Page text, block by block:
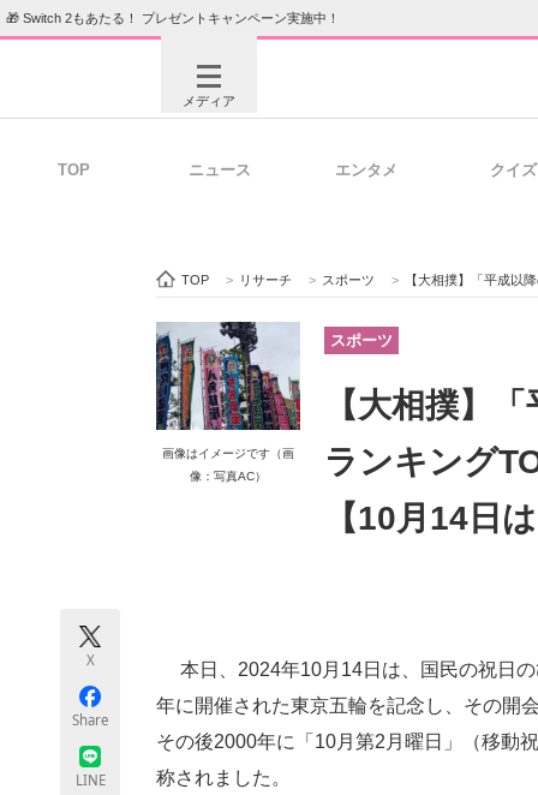
🎁 Switch 2もあたる！ プレゼントキャンペーン実施中！
メディア
ビジネスと働き方のヒント
ちょっと気になるネットの話題
TOP ニュース エンタメ クイズ
TOP > リサーチ > スポーツ > 【大相撲】「平成以降
画像はイメージです（画
像：写真AC）
スポーツ
【大相撲】
ランキング
【10月14日
X
Share
LINE
本日、2024年10月14日は、国民の祝日
年に開催された東京五輪を記念し、その開
その後2000年に「10月第2月曜日」（移動
称されました。